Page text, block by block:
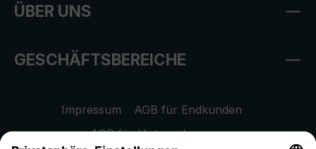
ÜBER UNS
GESCHÄFTSBEREICHE
Impressum
AGB für Endkunden
AGB für Unternehmen